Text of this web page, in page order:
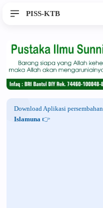
PISS-KTB
Download Aplikasi persembahan
Islamuna 👉